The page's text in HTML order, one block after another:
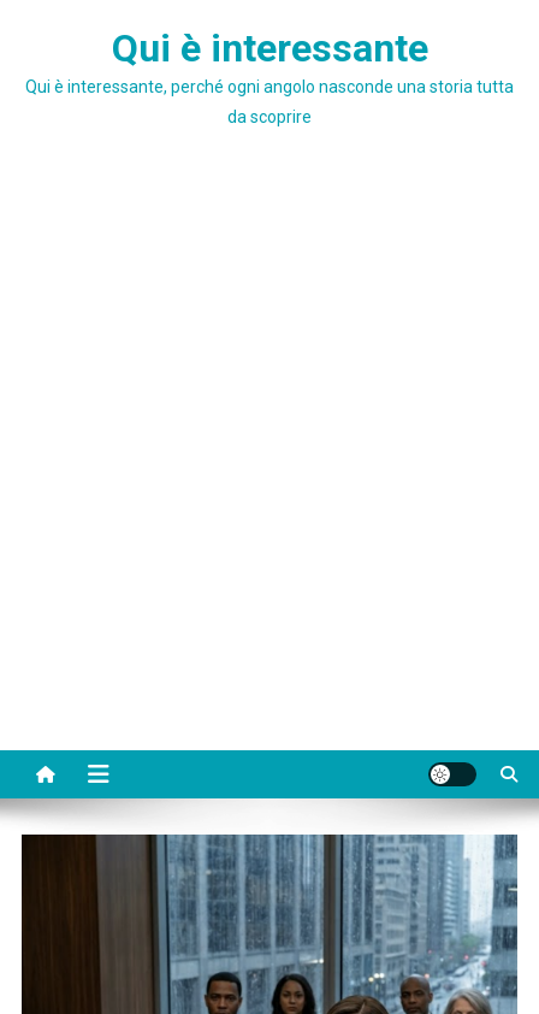
Qui è interessante
Qui è interessante, perché ogni angolo nasconde una storia tutta
da scoprire